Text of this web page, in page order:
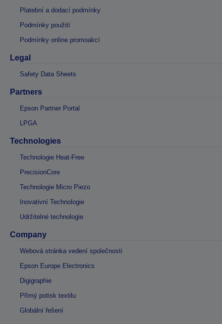
Platební a dodací podmínky
Podmínky použití
Podmínky online promoakcí
Legal
Safety Data Sheets
Partners
Epson Partner Portal
LPGA
Technologies
Technologie Heat-Free
PrecisionCore
Technologie Micro Piezo
Inovativní Technologie
Udržitelné technologie
Company
Webová stránka vedení společnosti
Epson Europe Electronics
Digigraphie
Přímý potisk textilu
Globální řešení